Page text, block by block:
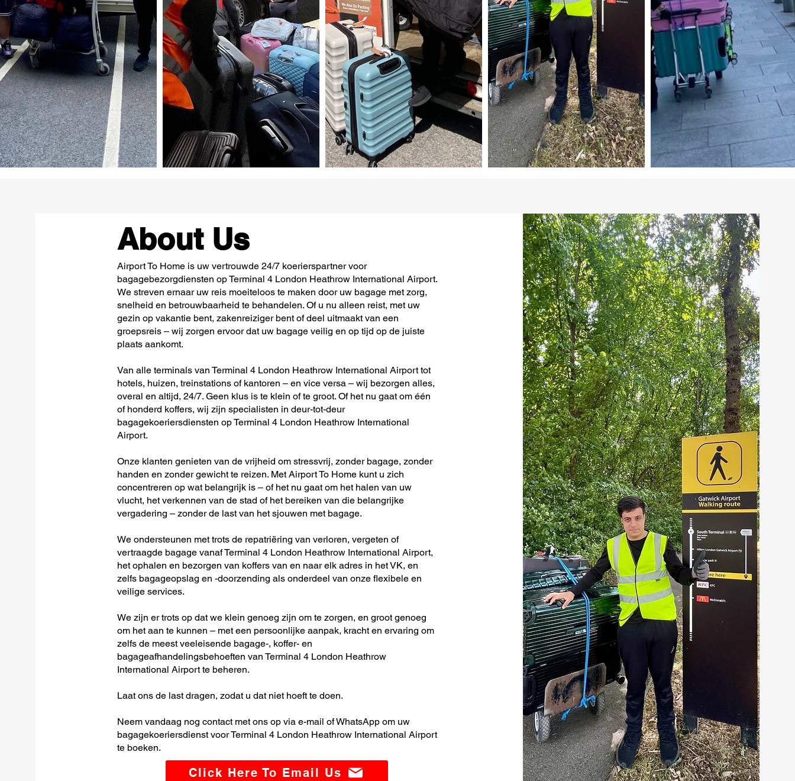
About Us
Airport To Home is uw vertrouwde 24/7 koerierspartner voor
bagagebezorgdiensten op Terminal 4 London Heathrow International Airport.
We streven ernaar uw reis moeiteloos te maken door uw bagage met zorg,
snelheid en betrouwbaarheid te behandelen. Of u nu alleen reist, met uw
gezin op vakantie bent, zakenreiziger bent of deel uitmaakt van een
groepsreis – wij zorgen ervoor dat uw bagage veilig en op tijd op de juiste
plaats aankomt.
Van alle terminals van Terminal 4 London Heathrow International Airport tot
hotels, huizen, treinstations of kantoren – en vice versa – wij bezorgen alles,
overal en altijd, 24/7. Geen klus is te klein of te groot. Of het nu gaat om één
of honderd koffers, wij zijn specialisten in deur-tot-deur
bagagekoeriersdiensten op Terminal 4 London Heathrow International
Airport.
Onze klanten genieten van de vrijheid om stressvrij, zonder bagage, zonder
handen en zonder gewicht te reizen. Met Airport To Home kunt u zich
concentreren op wat belangrijk is – of het nu gaat om het halen van uw
vlucht, het verkennen van de stad of het bereiken van die belangrijke
vergadering – zonder de last van het sjouwen met bagage.
We ondersteunen met trots de repatriëring van verloren, vergeten of
vertraagde bagage vanaf Terminal 4 London Heathrow International Airport,
het ophalen en bezorgen van koffers van en naar elk adres in het VK, en
zelfs bagageopslag en -doorzending als onderdeel van onze flexibele en
veilige services.
We zijn er trots op dat we klein genoeg zijn om te zorgen, en groot genoeg
om het aan te kunnen – met een persoonlijke aanpak, kracht en ervaring om
zelfs de meest veeleisende bagage-, koffer- en
bagageafhandelingsbehoeften van Terminal 4 London Heathrow
International Airport te beheren.
Laat ons de last dragen, zodat u dat niet hoeft te doen.
Neem vandaag nog contact met ons op via e-mail of WhatsApp om uw
bagagekoeriersdienst voor Terminal 4 London Heathrow International Airport
te boeken.
Click Here To Email Us